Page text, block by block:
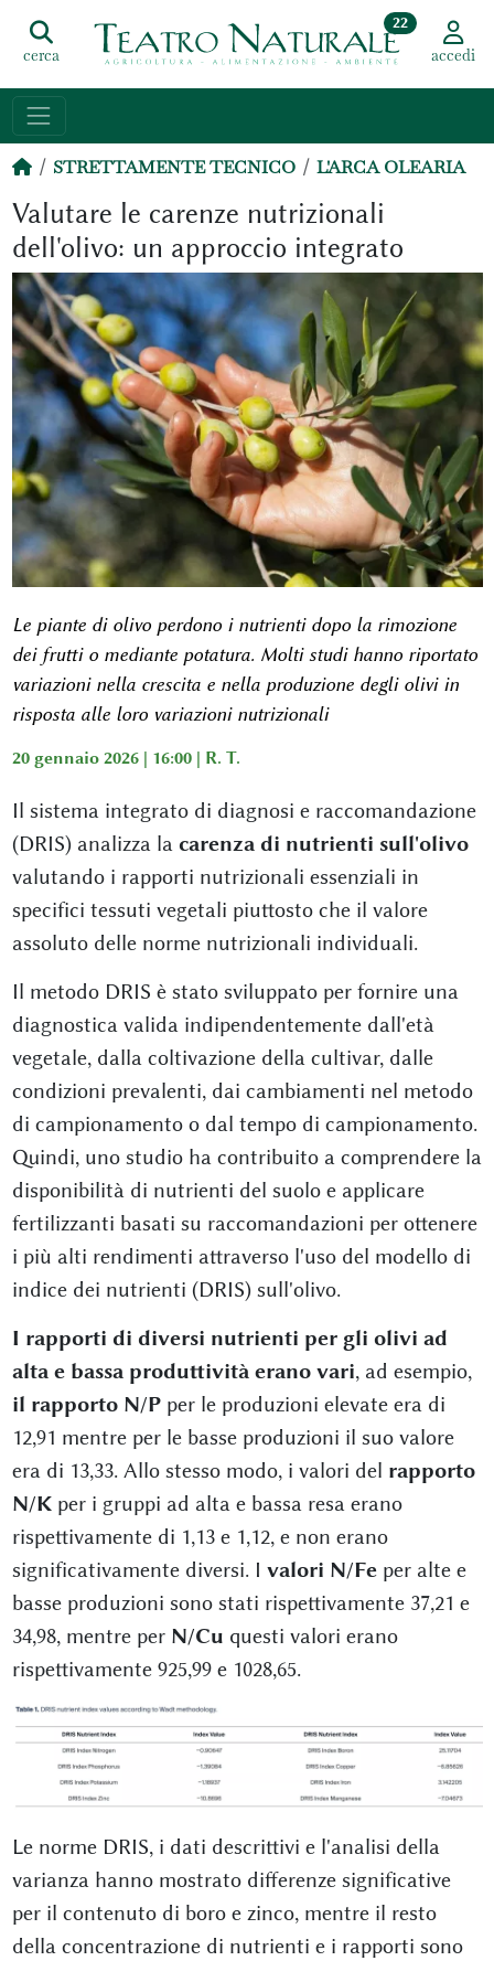
cerca
22
accedi
STRETTAMENTE TECNICO L'ARCA OLEARIA
Valutare le carenze nutrizionali
dell'olivo: un approccio integrato
Le piante di olivo perdono i nutrienti dopo la rimozione
dei frutti o mediante potatura. Molti studi hanno riportato
variazioni nella crescita e nella produzione degli olivi in
risposta alle loro variazioni nutrizionali
20 gennaio 2026 | 16:00 | R. T.
Il sistema integrato di diagnosi e raccomandazione
(DRIS) analizza la carenza di nutrienti sull'olivo
valutando i rapporti nutrizionali essenziali in
specifici tessuti vegetali piuttosto che il valore
assoluto delle norme nutrizionali individuali.
Il metodo DRIS è stato sviluppato per fornire una
diagnostica valida indipendentemente dall'età
vegetale, dalla coltivazione della cultivar, dalle
condizioni prevalenti, dai cambiamenti nel metodo
di campionamento o dal tempo di campionamento.
Quindi, uno studio ha contribuito a comprendere la
disponibilità di nutrienti del suolo e applicare
fertilizzanti basati su raccomandazioni per ottenere
i più alti rendimenti attraverso l'uso del modello di
indice dei nutrienti (DRIS) sull'olivo.
I rapporti di diversi nutrienti per gli olivi ad
alta e bassa produttività erano vari, ad esempio,
il rapporto N/P per le produzioni elevate era di
12,91 mentre per le basse produzioni il suo valore
era di 13,33. Allo stesso modo, i valori del rapporto
N/Kper i gruppi ad alta e bassa resa erano
rispettivamente di 1,13 e 1,12, e non erano
significativamente diversi. I valori N/Feper alte e
basse produzioni sono stati rispettivamente 37,21 e
34,98, mentre per N/Cu questi valori erano
rispettivamente 925,99 e 1028,65.
Le norme DRIS, i dati descrittivi e l'analisi della
varianza hanno mostrato differenze significative
per il contenuto di boro e zinco, mentre il resto
della concentrazione di nutrienti e i rapporti sono